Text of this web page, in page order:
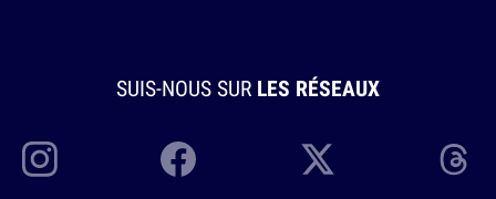
SUIS-NOUS SUR LES RÉSEAUX